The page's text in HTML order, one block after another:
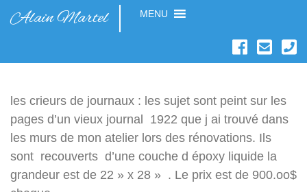
Alain Martel MENU
les crieurs de journaux : les sujet sont peint sur les
pages d’un vieux journal 1922 que j ai trouvé dans
les murs de mon atelier lors des rénovations. Ils
sont recouverts d’une couche d époxy liquide la
grandeur est de 22 » x 28 » . Le prix est de 900.oo$